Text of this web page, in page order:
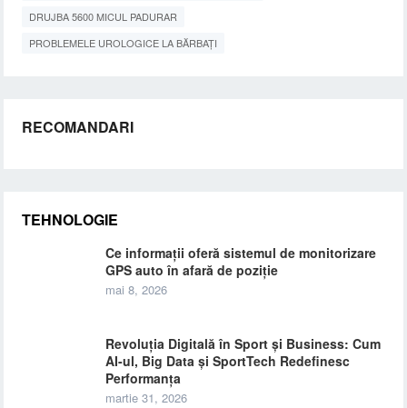
DRUJBA 5600 MICUL PADURAR
PROBLEMELE UROLOGICE LA BĂRBAȚI
RECOMANDARI
TEHNOLOGIE
Ce informații oferă sistemul de monitorizare
GPS auto în afară de poziție
mai 8, 2026
Revoluția Digitală în Sport și Business: Cum
AI-ul, Big Data și SportTech Redefinesc
Performanța
martie 31, 2026